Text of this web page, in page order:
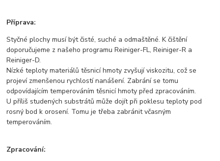
Příprava:
Styčné plochy musí být čisté, suché a odmaštěné. K čištění
doporučujeme z našeho programu Reiniger-FL, Reiniger-R a
Reiniger-D.
Nízké teploty materiálů těsnicí hmoty zvyšují viskozitu, což se
projeví zmenšenou rychlostí nanášení. Zabrání se tomu
odpovídajícím temperováním těsnicí hmoty před zpracováním.
U příliš studených substrátů může dojít při poklesu teploty pod
rosný bod k orosení. Tomu je třeba zabránit včasným
temperováním.
Zpracování: